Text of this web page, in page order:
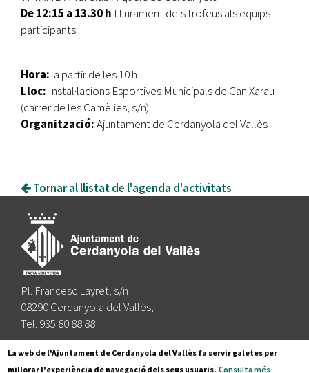
De 12:15 a 13.30 h Lliurament dels trofeus als equips
participants.
Hora: a partir de les 10 h
Lloc: Instal·lacions Esportives Municipals de Can Xarau
(carrer de les Camèlies, s/n)
Organització:Ajuntament de Cerdanyola del Vallès
Tornar al llistat de l'agenda d'activitats
Pl. Francesc Layret, s/n
08290 Cerdanyola del Vallès,
Tel. 935 80 88 88
Segueix-nos a:
La web de l'Ajuntament de Cerdanyola del Vallès fa servir galetes per
millorar l'experiència de navegació dels seus usuaris. Consulta més